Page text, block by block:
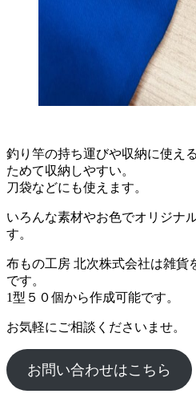
釣り竿の持ち運びや収納に使え
ためて収納しやすい。
刀袋などにも使えます。
いろんな素材やお色でオリジナ
す。
布もの工房 北次株式会社は雑貨
です。
1型５０個から作成可能です。
お気軽にご相談くださいませ。
お問い合わせはこちら